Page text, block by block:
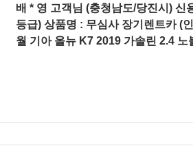
배 * 영 고객님 (충청남도/당진시) 신
등급) 상품명 : 무심사 장기렌트카 (
월 기아 올뉴 K7 2019 가솔린 2.4 노